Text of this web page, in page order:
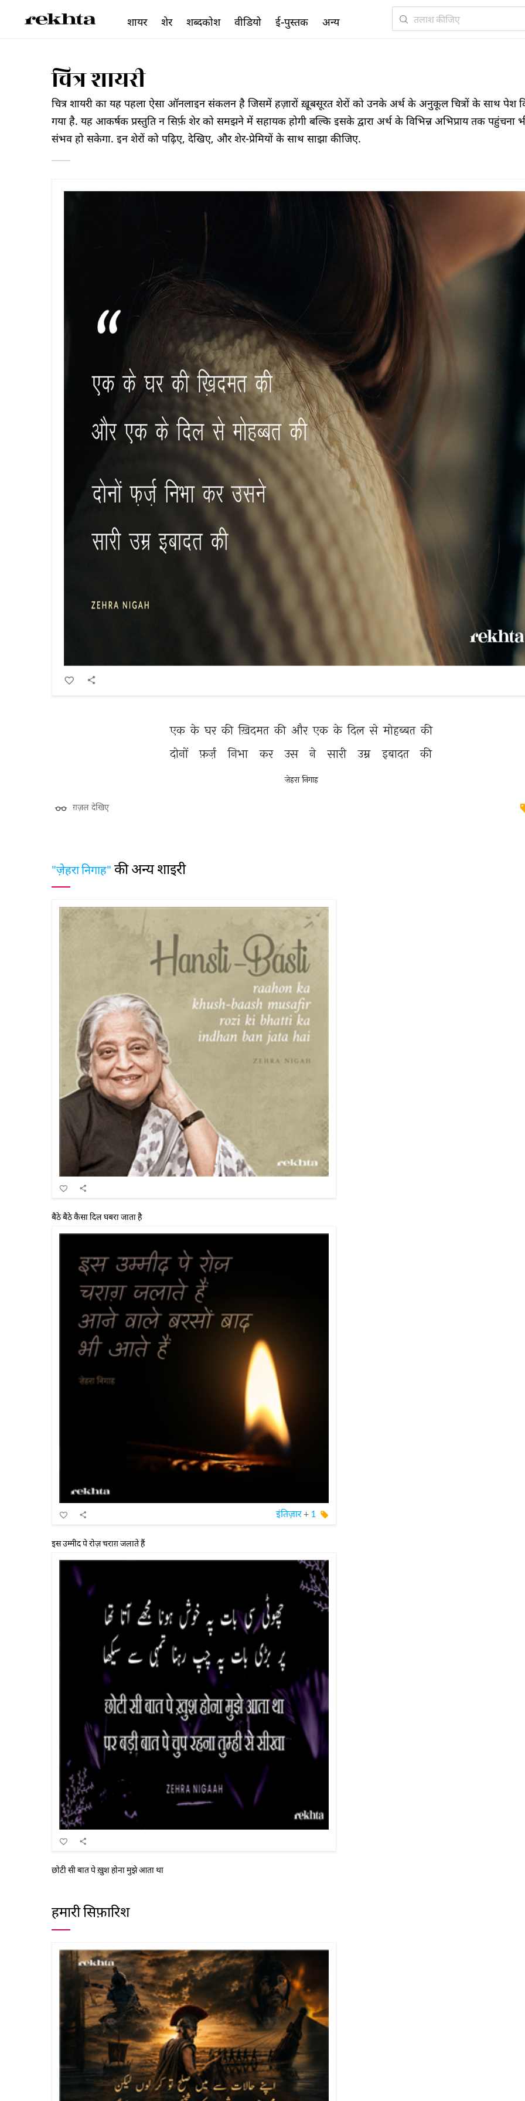
चित्र शायरी
चित्र शायरी का यह पहला ऐसा ऑनलाइन संकलन है जिसमें हज़ारों ख़ूबसूरत शेरों को उनके अर्थ के अनुकूल चित्रों के साथ पेश
गया है. यह आकर्षक प्रस्तुति न सिर्फ़ शेर को समझने में सहायक होगी बल्कि इसके द्वारा अर्थ के विभिन्न अभिप्राय तक पहुंचना
संभव हो सकेगा. इन शेरों को पढ़िए, देखिए, और शेर-प्रेमियों के साथ साझा कीजिए.
एक के घर की ख़िदमत की और एक के दिल से मोहब्बत की
दोनों
फ़र्ज़ निभा कर उस ने सारी उम्र इबादत की
ज़ेहरा निगाह
ग़ज़ल देखिए
"ज़ेहरा निगाह" की अन्य शाइरी
बैठे बैठे कैसा दिल घबरा जाता है
इंतिज़ार+ 1
इस उम्मीद पे रोज़ चराग़ जलाते हैं
छोटी सी बात पे ख़ुश होना मुझे आता था
हमारी सिफ़ारिश
शायर शेर शब्दकोश वीडियो ई-पुस्तक अन्य